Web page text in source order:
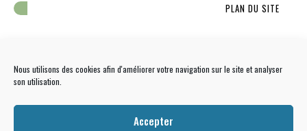
Nous utilisons des cookies afin d'améliorer votre navigation sur le site et analyser
son utilisation.
Accepter
PLAN DU SITE
NEWSLETTER